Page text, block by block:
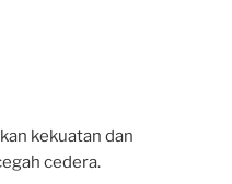
kekuatan dan
cedera.